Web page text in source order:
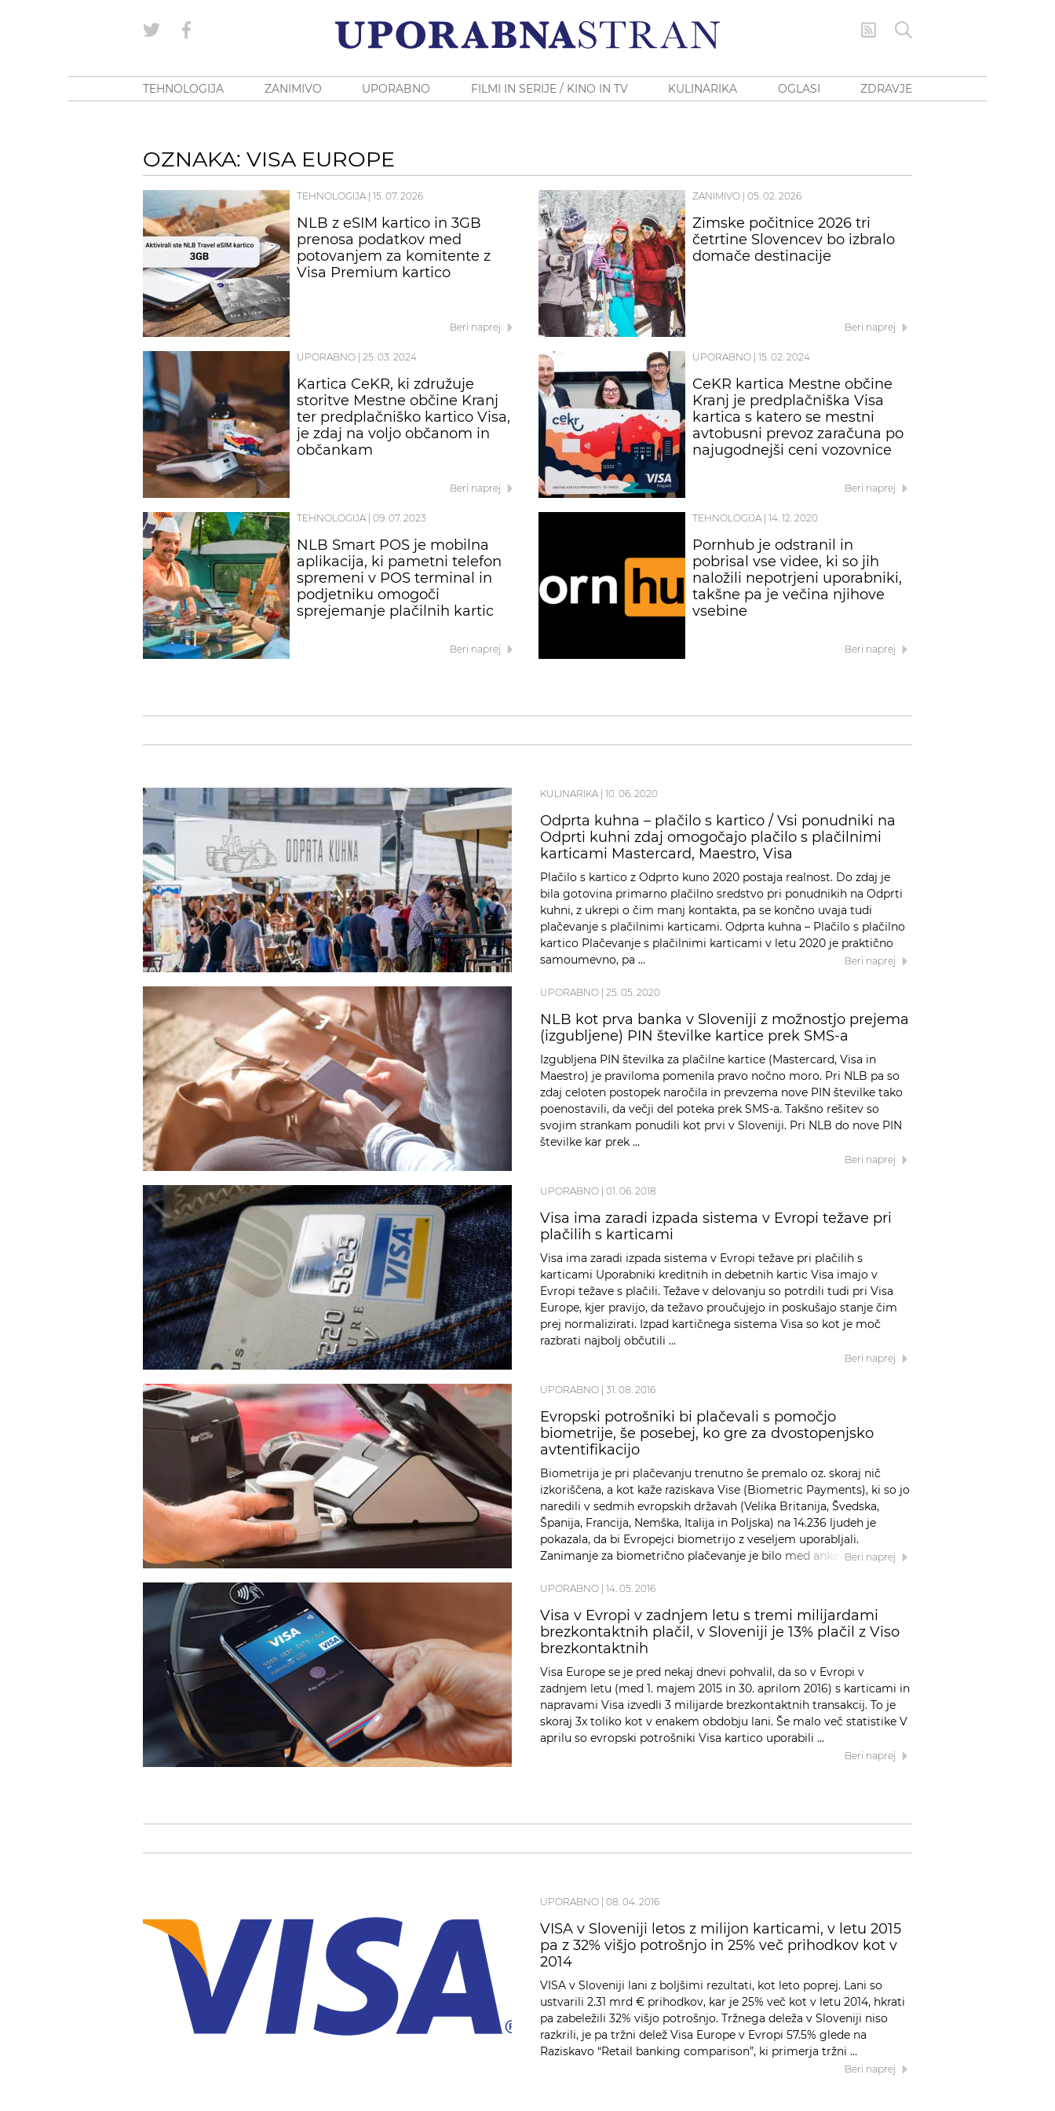
TEHNOLOGIJA ZANIMIVO UPORABNO FILMI IN SERIJE / KINO IN TV KULINARIKA OGLASI ZDRAVJE
OZNAKA: VISA EUROPE
TEHNOLOGIJA 15. 07. 2026
NLB z eSIM kartico in 3GB
prenosa podatkov med
potovanjem za komitente z
Visa Premium kartico
Beri naprej
ZANIMIVO| 05. 02. 2026
Zimske počitnice 2026 tri
četrtine Slovencev bo izbralo
domače destinacije
Beri naprej
UPORABNO 25. 03. 2024
Kartica CeKR, ki združuje
storitve Mestne občine Kranj
ter predplačniško kartico Visa,
je zdaj na voljo občanom in
občankam
Beri naprej
UPORABNO| 15. 02. 2024
CeKR kartica Mestne občine
Kranj je predplačniška Visa
kartica s katero se mestni
avtobusni prevoz zaračuna po
najugodnejši ceni vozovnice
Beri naprej
TEHNOLOGIJA 09. 07. 2023
NLB Smart POS je mobilna
aplikacija, ki pametni telefon
spremeni v POS terminal in
podjetniku omogoči
sprejemanje plačilnih kartic
Beri naprej
TEHNOLOGIJA| 14. 12. 2020
Pornhub je odstranil in
pobrisal vse videe, ki so jih
naložili nepotrjeni uporabniki,
takšne pa je večina njihove
vsebine
Beri naprej
KULINARIKA 10. 06. 2020
Odprta kuhna – plačilo s kartico / Vsi ponudniki na
Odprti kuhni zdaj omogočajo plačilo s plačilnimi
karticami Mastercard, Maestro, Visa
Plačilo s kartico z Odprto kuno 2020 postaja realnost. Do zdaj je
bila gotovina primarno plačilno sredstvo pri ponudnikih na Odprti
kuhni, z ukrepi o čim manj kontakta, pa se končno uvaja tudi
plačevanje s plačilnimi karticami. Odprta kuhna – Plačilo s plačilno
kartico Plačevanje s plačilnimi karticami v letu 2020 je praktično
samoumevno, pa …
Beri naprej
UPORABNO 25. 05. 2020
NLB kot prva banka v Sloveniji z možnostjo prejema
(izgubljene) PIN številke kartice prek SMS-a
Izgubljena PIN številka za plačilne kartice (Mastercard, Visa in
Maestro) je praviloma pomenila pravo nočno moro. Pri NLB pa so
zdaj celoten postopek naročila in prevzema nove PIN številke tako
poenostavili, da večji del poteka prek SMS-a. Takšno rešitev so
svojim strankam ponudili kot prvi v Sloveniji. Pri NLB do nove PIN
številke kar prek …
Beri naprej
UPORABNO 01. 06. 2018
Visa ima zaradi izpada sistema v Evropi težave pri
plačilih s karticami
Visa ima zaradi izpada sistema v Evropi težave pri plačilih s
karticami Uporabniki kreditnih in debetnih kartic Visa imajo v
Evropi težave s plačili. Težave v delovanju so potrdili tudi pri Visa
Europe, kjer pravijo, da težavo proučujejo in poskušajo stanje čim
prej normalizirati. Izpad kartičnega sistema Visa so kot je moč
razbrati najbolj občutili …
Beri naprej
UPORABNO 31. 08. 2016
Evropski potrošniki bi plačevali s pomočjo
biometrije, še posebej, ko gre za dvostopenjsko
avtentifikacijo
Biometrija je pri plačevanju trenutno še premalo oz. skoraj nič
izkoriščena, a kot kaže raziskava Vise (Biometric Payments), ki so jo
naredili v sedmih evropskih državah (Velika Britanija, Švedska,
Španija, Francija, Nemška, Italija in Poljska) na 14.236 ljudeh je
pokazala, da bi Evropejci biometrijo z veseljem uporabljali.
Zanimanje za biometrično plačevanje je bilo med anketiranci …
Beri naprej
UPORABNO 14. 05. 2016
Visa v Evropi v zadnjem letu s tremi milijardami
brezkontaktnih plačil, v Sloveniji je 13% plačil z Viso
brezkontaktnih
Visa Europe se je pred nekaj dnevi pohvalil, da so v Evropi v
zadnjem letu (med 1. majem 2015 in 30. aprilom 2016) s karticami in
napravami Visa izvedli 3 milijarde brezkontaktnih transakcij. To je
skoraj 3x toliko kot v enakem obdobju lani. Še malo več statistike V
aprilu so evropski potrošniki Visa kartico uporabili …
Beri naprej
UPORABNO 08. 04. 2016
VISA v Sloveniji letos z milijon karticami, v letu 2015
pa z 32% višjo potrošnjo in 25% več prihodkov kot v
2014
VISA v Sloveniji lani z boljšimi rezultati, kot leto poprej. Lani so
ustvarili 2.31 mrd € prihodkov, kar je 25% več kot v letu 2014, hkrati
pa zabeležili 32% višjo potrošnjo. Tržnega deleža v Sloveniji niso
razkrili, je pa tržni delež Visa Europe v Evropi 57.5% glede na
Raziskavo “Retail banking comparison”, ki primerja tržni …
Beri naprej